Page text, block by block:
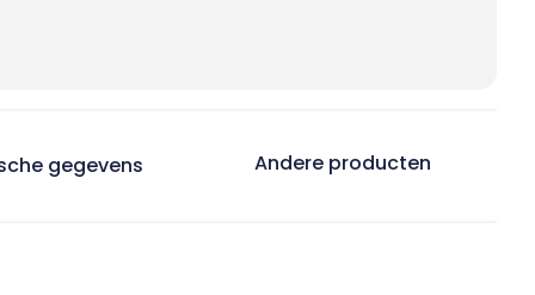
gegevens Andere producten